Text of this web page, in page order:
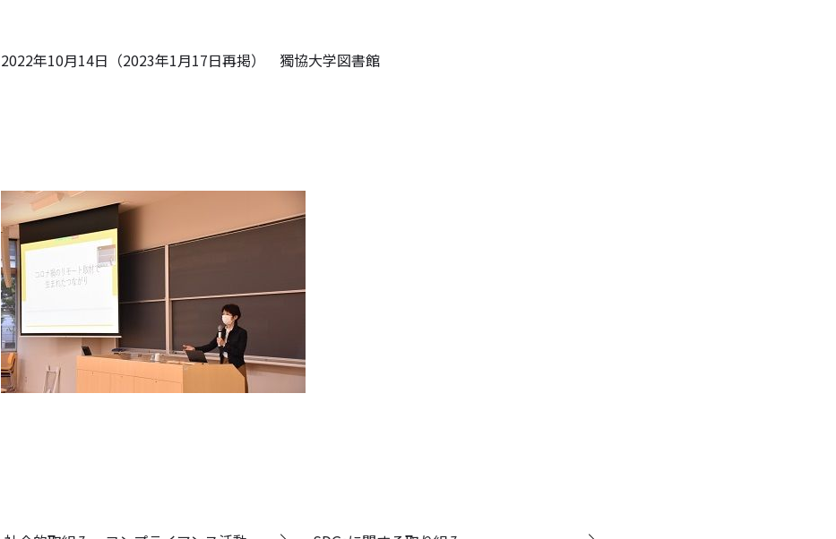
2022年10月14日（2023年1月17日再掲） 獨協大学図書館